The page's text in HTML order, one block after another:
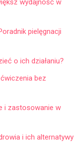
wydajność w
pielęgnacji
o ich działaniu?
bez
i zastosowanie w
i ich alternatywy